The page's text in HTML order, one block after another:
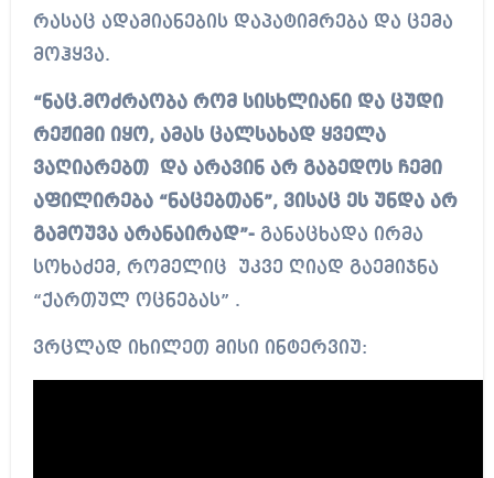
რასაც ადამიანების დაპატიმრება და ცემა
მოჰყვა.
“ნაც.მოძრაობა რომ სისხლიანი და ცუდი
რეჟიმი იყო, ამას ცალსახად ყველა
ვაღიარებთ და არავინ არ გაბედოს ჩემი
აფილირება “ნაცებთან”, ვისაც ეს უნდა არ
გამოუვა არანაირად”-განაცხადა ირმა
სოხაძემ, რომელიც უკვე ღიად გაემიჯნა
“ქართულ ოცნებას” .
ვრცლად იხილეთ მისი ინტერვიუ: